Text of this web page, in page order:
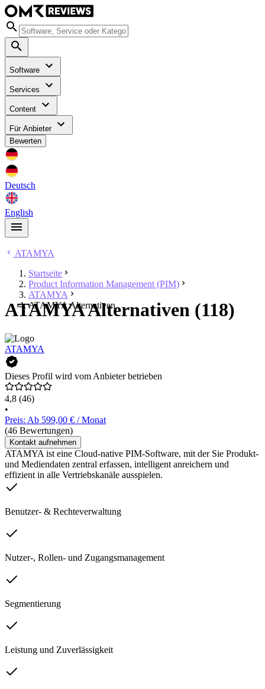
Software
Services
Content
Für Anbieter
Bewerten
Deutsch
English
ATAMYA
Startseite
Product Information Management (PIM)
ATAMYA
ATAMYA Alternativen
ATAMYA Alternativen (118)
ATAMYA
Dieses Profil wird vom Anbieter betrieben
4,8 (46)
•
Preis: Ab 599,00 € / Monat
(46 Bewertungen)
Kontakt aufnehmen
ATAMYA ist eine Cloud-native PIM-Software, mit der Sie Produkt-
und Mediendaten zentral erfassen, intelligent anreichern und
effizient in alle Vertriebskanäle ausspielen.
Benutzer- & Rechteverwaltung
Nutzer-, Rollen- und Zugangsmanagement
Segmentierung
Leistung und Zuverlässigkeit